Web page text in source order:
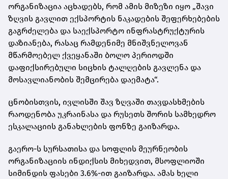
ორგანიზაცია აცხადებს, რომ ამის მიზეზი იყო „შავი
ზღვის გავლით ექსპორტის ნაკადების შეფერხებების
გაგრძელება და საექსპორტო ინფრასტრუქტურის
დაზიანება, რასაც რამდენიმე მნიშვნელოვან
მწარმოებელ ქვეყანაში ბოლო პერიოდში
დაფიქსირებული სიცხის ტალღების გავლენა და
მოსავლიანობის შემცირება დაემატა“.
ცნობისთვის, ივლისში შავ ზღვაში თავდასხმების
რაოდენობა უკრაინასა და რუსეთს შორის სამხედრო
ესკალაციის განახლების ფონზე გაიზარდა.
გაერო-ს სურსათისა და სოფლის მეურნეობის
ორგანიზაციის ინდიქსის მიხედვით, მსოფლიოში
სიმინდის ფასები 3.6%-ით გაიზარდა. ამას ხელი